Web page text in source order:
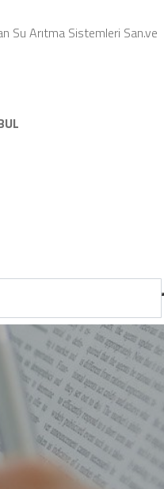
Su Arıtma Sistemleri San.ve